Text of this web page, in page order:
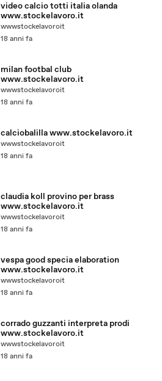
video calcio totti italia olanda
www.stockelavoro.it
wwwstockelavoroit
18 anni fa
milan footbal club
www.stockelavoro.it
wwwstockelavoroit
18 anni fa
calciobalilla www.stockelavoro.it
wwwstockelavoroit
18 anni fa
claudia koll provino per brass
www.stockelavoro.it
wwwstockelavoroit
18 anni fa
vespa good specia elaboration
www.stockelavoro.it
wwwstockelavoroit
18 anni fa
corrado guzzanti interpreta prodi
www.stockelavoro.it
wwwstockelavoroit
18 anni fa